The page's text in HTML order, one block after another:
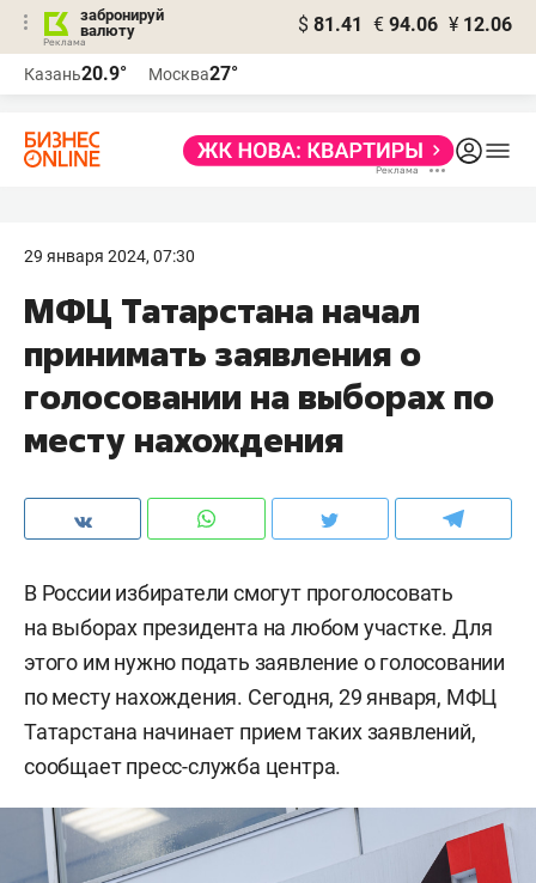
забронируй
валюту
$ 81.41 € 94.06 ¥ 12.06
Казань20.9° Москва27°
29 января 2024, 07:30
МФЦ Татарстана начал
принимать заявления о
голосовании на выборах по
месту нахождения
В России избиратели смогут проголосовать
на выборах президента на любом участке. Для
этого им нужно подать заявление о голосовании
по месту нахождения. Сегодня, 29 января, МФЦ
Татарстана начинает прием таких заявлений,
сообщает пресс-служба центра.